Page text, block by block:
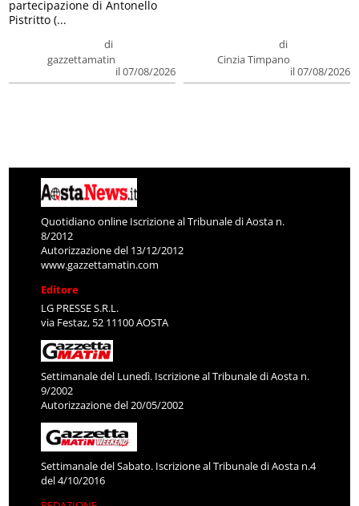
di
gazzettamatin
il 07/08/2026
partecipazione di Antonello
Pistritto (...
di
Cinzia Timpano
il 07/08/2026
Quotidiano online Iscrizione al Tribunale di Aosta n.
8/2012
Autorizzazione del 13/12/2012
www.gazzettamatin.com
Editore
LG PRESSE S.R.L.
via Festaz, 52 11100 AOSTA
Settimanale del Lunedì. Iscrizione al Tribunale di Aosta n.
9/2002
Autorizzazione del 20/05/2002
Settimanale del Sabato. Iscrizione al Tribunale di Aosta n.4
del 4/10/2016